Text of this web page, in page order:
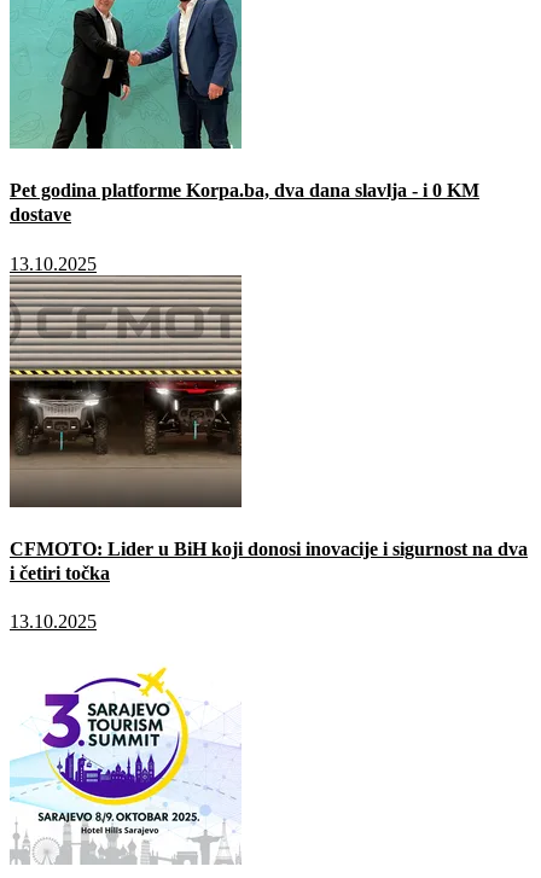
Pet godina platforme Korpa.ba, dva dana slavlja - i 0 KM
dostave
13.10.2025
CFMOTO: Lider u BiH koji donosi inovacije i sigurnost na dva
i četiri točka
13.10.2025